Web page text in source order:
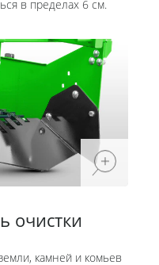
в пределах 6 см.
очистки
камней и комьев